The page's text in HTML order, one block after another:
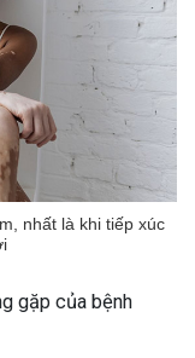
nhất là khi tiếp xúc
gặp của bệnh